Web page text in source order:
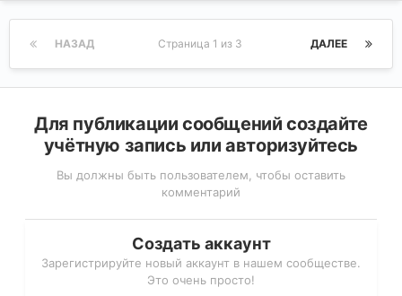
НАЗАД ДАЛЕЕ
Страница 1 из 3
Для публикации сообщений создайте
учётную запись или авторизуйтесь
Вы должны быть пользователем, чтобы оставить
комментарий
Создать аккаунт
Зарегистрируйте новый аккаунт в нашем сообществе.
Это очень просто!